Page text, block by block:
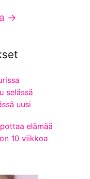
→
selässä
uusi
elämää
10 viikkoa